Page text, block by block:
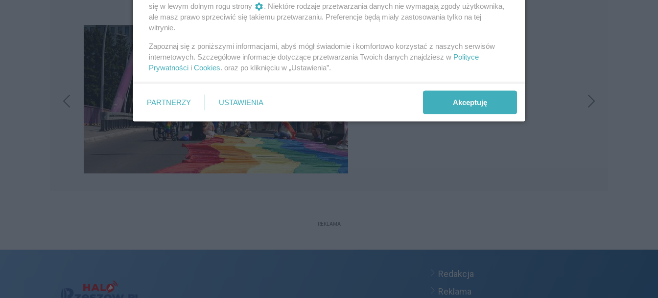
REKLAMA
Redakcja
Reklama
się w lewym dolnym rogu strony
. Niektóre rodzaje przetwarzania danych nie wymagają zgody użytkownika,
ale masz prawo sprzeciwić się takiemu przetwarzaniu. Preferencje będą miały zastosowania tylko na tej
witrynie.
Zapoznaj się z poniższymi informacjami, abyś mógł świadomie i komfortowo korzystać z naszych serwisów
internetowych. Szczegółowe informacje dotyczące przetwarzania Twoich danych znajdziesz w Polityce
Prywatności i Cookies. oraz po kliknięciu w „Ustawienia”.
PARTNERZY USTAWIENIA Akceptuję